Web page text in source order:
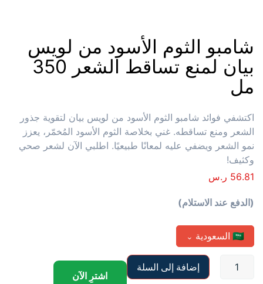
شامبو الثوم الأسود من لويس
بيان لمنع تساقط الشعر 350
مل
اكتشفي فوائد شامبو الثوم الأسود من لويس بيان لتقوية جذور
الشعر ومنع تساقطه. غني بخلاصة الثوم الأسود المُخمّر، يعزز
نمو الشعر ويضفي عليه لمعانًا طبيعيًا. اطلبي الآن لشعر صحي
وكثيف!
56.81 ر.س
(الدفع عند الاستلام)
🇸🇦 السعودية ⌄
إضافة إلى السلة
اشترِ الآن